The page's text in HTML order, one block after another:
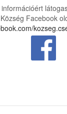
Község Facebook